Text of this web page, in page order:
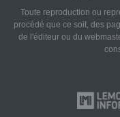
Toute reproduction ou
procédé que ce soit, des
de l'éditeur ou du